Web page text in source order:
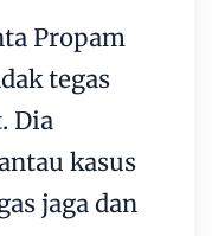
Propam
tegas
Dia
kasus
jaga dan